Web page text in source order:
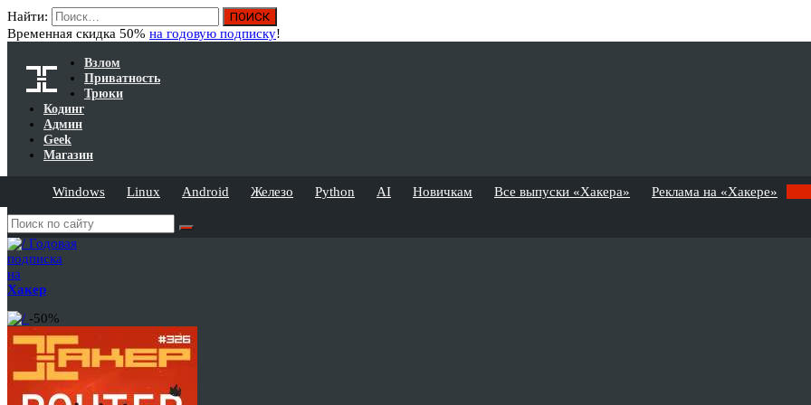
Найти:
Временная скидка 50% на годовую подписку!
Взлом
Приватность
Трюки
Кодинг
Админ
Geek
Магазин
Windows Linux Android Железо Python AI Новичкам Все выпуски «Хакера» Реклама на «Хакере»
Годовая
подписка
на
Хакер
-50%